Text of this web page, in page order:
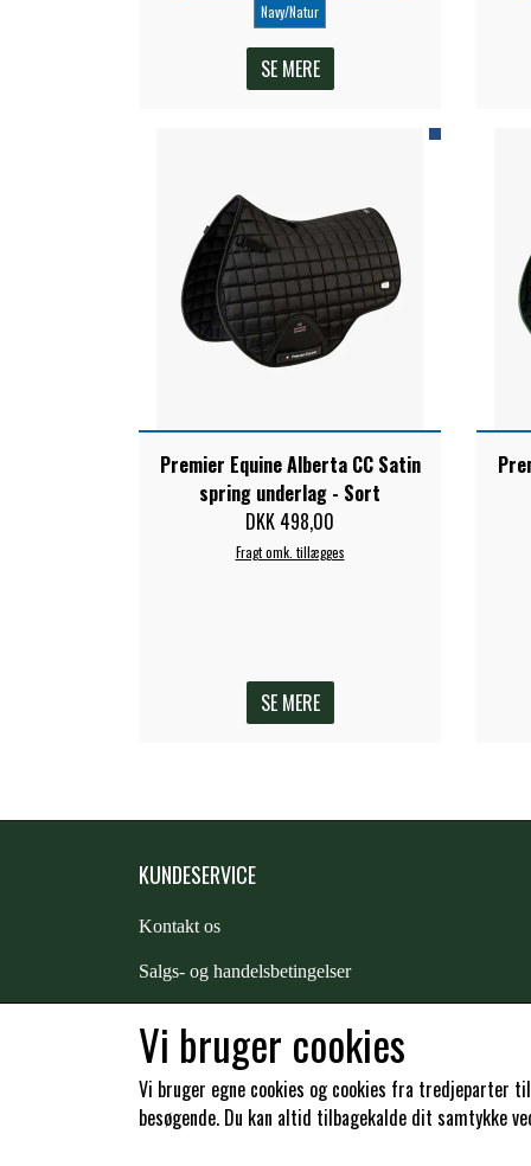
Navy/Natur
SE MERE
Premier Equine Alberta CC Satin
spring underlag - Sort
DKK 498,00
Fragt omk. tillægges
SE MERE
KUNDESERVICE
Kontakt os
Salgs- og handelsbetingelser
Kunde login
Vi bruger cookies
Vi bruger egne cookies og cookies fra tredjeparter
besøgende. Du kan altid tilbagekalde dit samtykke